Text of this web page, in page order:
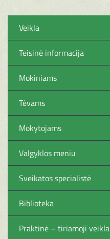
Veikla
Teisinė informacija
Mokiniams
Tėvams
Mokytojams
Valgyklos meniu
Sveikatos specialistė
Biblioteka
Praktinė – tiriamoji veikla